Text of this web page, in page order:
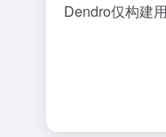
Dendro仅构建